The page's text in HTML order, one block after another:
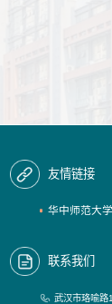
友情链接
华中师范大
联系我们
武汉市珞喻路